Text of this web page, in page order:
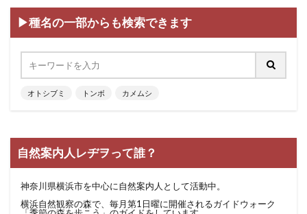
▶種名の一部からも検索できます
オトシブミ トンボ カメムシ
自然案内人レヂヲって誰？
神奈川県横浜市を中心に自然案内人として活動中。
横浜自然観察の森で、毎月第1日曜に開催されるガイドウォーク